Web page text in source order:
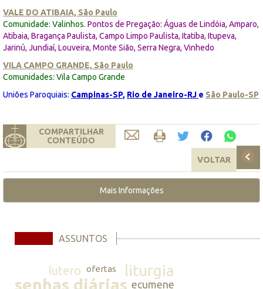
VALE DO ATIBAIA, São Paulo
Comunidade: Valinhos. Pontos de Pregação: Águas de Lindóia, Amparo,
Atibaia, Bragança Paulista, Campo Limpo Paulista, Itatiba, Itupeva,
Jarinú, Jundiaí, Louveira, Monte Sião, Serra Negra, Vinhedo
VILA CAMPO GRANDE, São Paulo
Comunidades: Vila Campo Grande
Uniões Paroquiais: Campinas-SP, Rio de Janeiro-RJ e São Paulo-SP
COMPARTILHAR
CONTEÚDO
VOLTAR
Mais Informações
ASSUNTOS
lutero ofertas liturgia
senhas diárias ecumene